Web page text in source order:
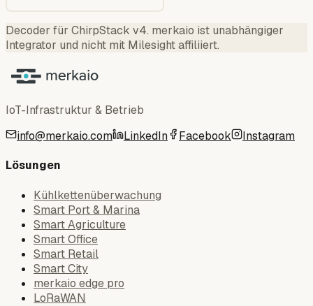
Decoder für ChirpStack v4. merkaio ist unabhängiger
Integrator und nicht mit Milesight affiliiert.
IoT-Infrastruktur & Betrieb
info@merkaio.com
LinkedIn Facebook Instagram
Lösungen
Kühlkettenüberwachung
Smart Port & Marina
Smart Agriculture
Smart Office
Smart Retail
Smart City
merkaio edge pro
LoRaWAN